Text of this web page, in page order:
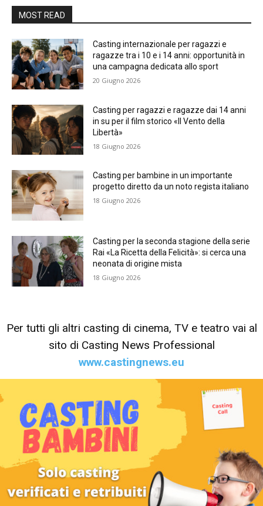
MOST READ
Casting internazionale per ragazzi e
ragazze tra i 10 e i 14 anni: opportunità in
una campagna dedicata allo sport
20 Giugno 2026
Casting per ragazzi e ragazze dai 14 anni
in su per il film storico «Il Vento della
Libertà»
18 Giugno 2026
Casting per bambine in un importante
progetto diretto da un noto regista italiano
18 Giugno 2026
Casting per la seconda stagione della serie
Rai «La Ricetta della Felicità»: si cerca una
neonata di origine mista
18 Giugno 2026
Per tutti gli altri casting di cinema, TV e teatro vai al
sito di Casting News Professional
www.castingnews.eu